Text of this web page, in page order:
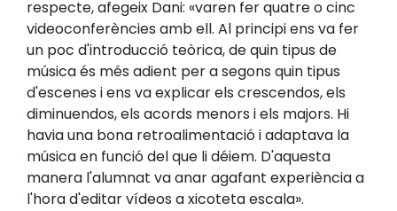
respecte, afegeix Dani: «varen fer quatre o cinc
videoconferències amb ell. Al principi ens va fer
un poc d'introducció teòrica, de quin tipus de
música és més adient per a segons quin tipus
d'escenes i ens va explicar els crescendos, els
diminuendos, els acords menors i els majors. Hi
havia una bona retroalimentació i adaptava la
música en funció del que li déiem. D'aquesta
manera l'alumnat va anar agafant experiència a
l'hora d'editar vídeos a xicoteta escala».